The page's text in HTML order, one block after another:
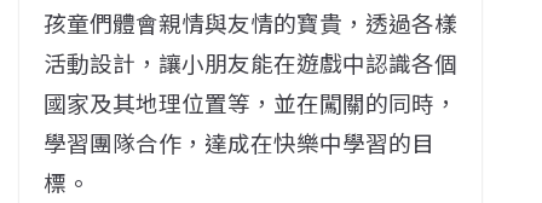
孩童們體會親情與友情的寶貴，透過各樣
活動設計，讓小朋友能在遊戲中認識各個
國家及其地理位置等，並在闖關的同時，
學習團隊合作，達成在快樂中學習的目
標。